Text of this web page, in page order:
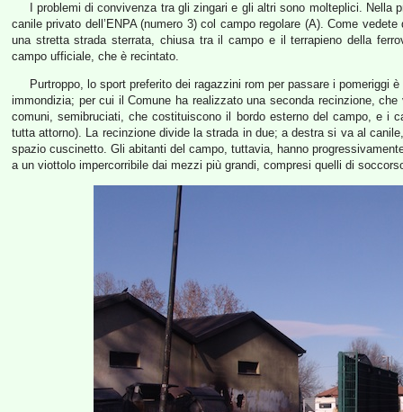
I problemi di convivenza tra gli zingari e gli altri sono molteplici.
canile privato dell’ENPA (numero 3) col campo regolare (A). Come
una stretta strada sterrata, chiusa tra il campo e il terrapieno della
campo ufficiale, che è recintato.
Purtroppo, lo sport preferito dei ragazzini rom per passare i pomeriggi
immondizia; per cui il Comune ha realizzato una seconda recinzione,
comuni, semibruciati, che costituiscono il bordo esterno del campo, e i
tutta attorno). La recinzione divide la strada in due; a destra si va al
spazio cuscinetto. Gli abitanti del campo, tuttavia, hanno
a un viottolo impercorribile dai mezzi più grandi, compresi quelli di